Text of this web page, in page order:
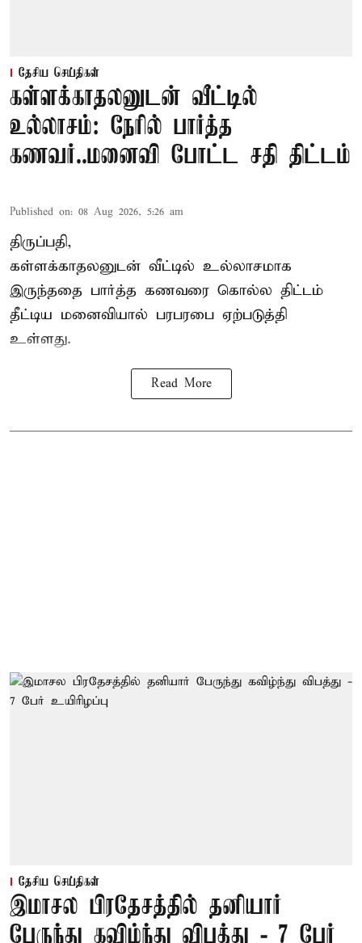
தேசிய செய்திகள்
கள்ளக்காதலனுடன் வீட்டில்
உல்லாசம்: நேரில் பார்த்த
கணவர்..மனைவி போட்ட சதி திட்டம்
Published on: 08 Aug 2026, 5:26 am
திருப்பதி,
கள்ளக்காதலனுடன் வீட்டில் உல்லாசமாக
இருந்ததை பார்த்த கணவரை கொல்ல திட்டம்
தீட்டிய மனைவியால் பரபரபை ஏற்படுத்தி
உள்ளது.
Read More
தேசிய செய்திகள்
இமாசல பிரதேசத்தில் தனியார்
பேருந்து கவிழ்ந்து விபத்து - 7 பேர்